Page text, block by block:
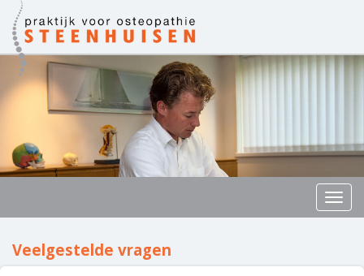
Veelgestelde vragen